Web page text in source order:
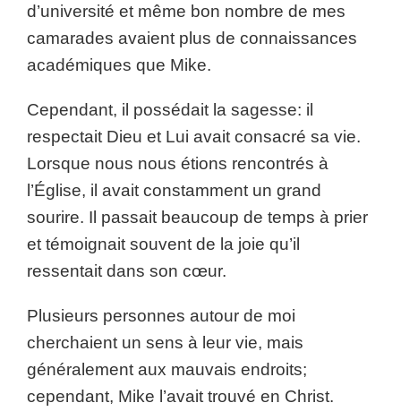
d’université et même bon nombre de mes
camarades avaient plus de connaissances
académiques que Mike.
Cependant, il possédait la sagesse: il
respectait Dieu et Lui avait consacré sa vie.
Lorsque nous nous étions rencontrés à
l’Église, il avait constamment un grand
sourire. Il passait beaucoup de temps à prier
et témoignait souvent de la joie qu’il
ressentait dans son cœur.
Plusieurs personnes autour de moi
cherchaient un sens à leur vie, mais
généralement aux mauvais endroits;
cependant, Mike l’avait trouvé en Christ.